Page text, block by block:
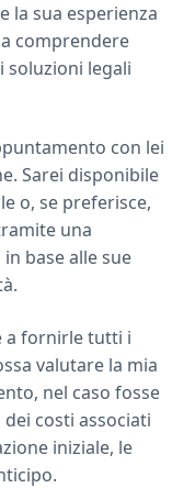
la sua esperienza
comprendere
soluzioni legali
con lei
Sarei disponibile
o, se preferisce,
una
base alle sue
a fornirle tutti i
valutare la mia
nel caso fosse
costi associati
iniziale, le